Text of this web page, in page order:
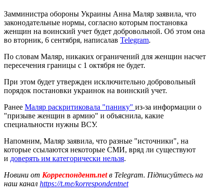
Замминистра обороны Украины Анна Маляр заявила, что
законодательные нормы, согласно которым постановка
женщин на воинский учет будет добровольной. Об этом она
во вторник, 6 сентября, написалав Telegram.
По словам Маляр, никаких ограничений для женщин насчет
пересечения границы с 1 октября не будет.
При этом будет утвержден исключительно добровольный
порядок постановки украинок на воинский учет.
Ранее Маляр раскритиковала "панику" из-за информации о
"призыве женщин в армию" и объяснила, какие
специальности нужны ВСУ.
Напомним, Маляр заявила, что разные "источники", на
которые ссылаются некоторые СМИ, вряд ли существуют
и доверять им категорически нельзя.
Новини от Корреспондент.netв Telegram. Підписуйтесь на
наш канал https://t.me/korrespondentnet